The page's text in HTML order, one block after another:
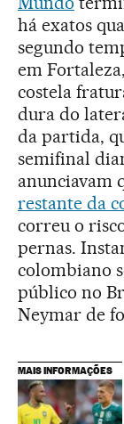
há exatos
segundo
em
costela
dura do
da partida,
semifinal
anunciavam
restante da
correu o
pernas.
colombiano
público no
Neymar de
MAIS INFORMAÇÕES